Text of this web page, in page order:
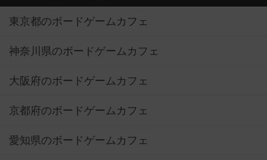
東京都のボードゲームカフェ
神奈川県のボードゲームカフェ
大阪府のボードゲームカフェ
京都府のボードゲームカフェ
愛知県のボードゲームカフェ